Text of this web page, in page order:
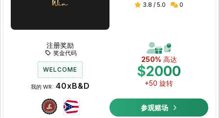
3.8 / 5.0 0
250% 高达
$2000
+50 旋转
注册奖励
奖金代码
WELCOME
我的 WR: 40xB&D
参观赌场